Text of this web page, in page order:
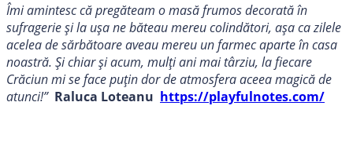
Îmi amintesc că pregăteam o masă frumos decorată în
sufragerie și la ușa ne băteau mereu colindători, așa ca zilele
acelea de sărbătoare aveau mereu un farmec aparte în casa
noastră. Și chiar și acum, mulți ani mai târziu, la fiecare
Crăciun mi se face puțin dor de atmosfera aceea magică de
atunci!” Raluca Loteanu https://playfulnotes.com/